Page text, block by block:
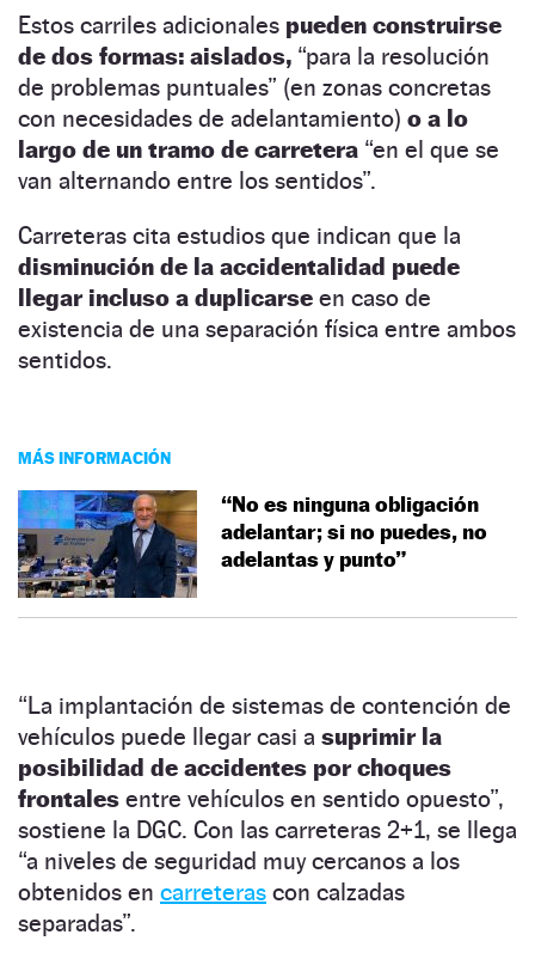
Estos carriles adicionales pueden construirse
de dos formas: aislados, “para la resolución
de problemas puntuales” (en zonas concretas
con necesidades de adelantamiento) o a lo
largo de un tramo de carretera “en el que se
van alternando entre los sentidos”.
Carreteras cita estudios que indican que la
disminución de la accidentalidad puede
llegar incluso a duplicarse en caso de
existencia de una separación física entre ambos
sentidos.
MÁS INFORMACIÓN
“No es ninguna obligación
adelantar; si no puedes, no
adelantas y punto”
“La implantación de sistemas de contención de
vehículos puede llegar casi a suprimir la
posibilidad de accidentes por choques
frontales entre vehículos en sentido opuesto”,
sostiene la DGC. Con las carreteras 2+1, se llega
“a niveles de seguridad muy cercanos a los
obtenidos en carreteras con calzadas
separadas”.